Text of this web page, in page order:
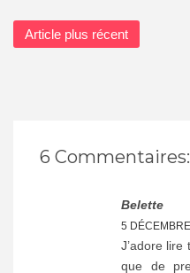
Article plus récent
6 Commentaires:
Belette
5
J’adore lire
que de